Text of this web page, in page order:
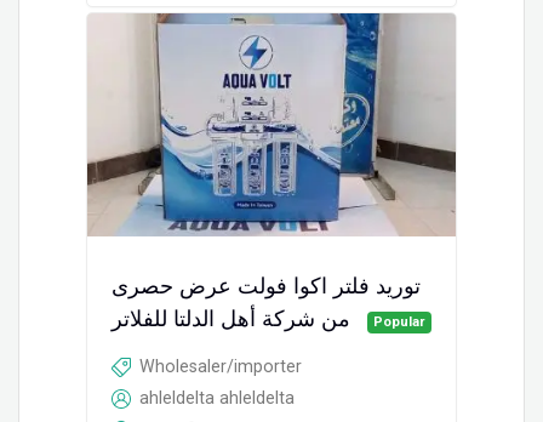
توريد فلتر اكوا فولت عرض حصرى
من شركة أهل الدلتا للفلاتر
Popular
Wholesaler/importer
ahleldelta ahleldelta